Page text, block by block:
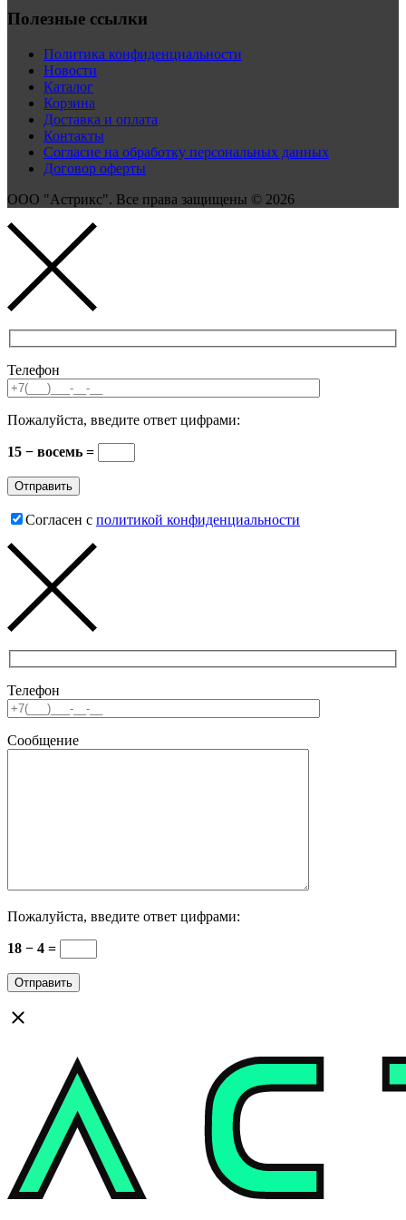
Полезные ссылки
Политика конфиденциальности
Новости
Каталог
Корзина
Доставка и оплата
Контакты
Согласие на обработку персональных данных
Договор оферты
ООО "Астрикс". Все права защищены © 2026
Телефон
Пожалуйста, введите ответ цифрами:
15 − восемь =
Согласен с политикой конфиденциальности
Телефон
Сообщение
Пожалуйста, введите ответ цифрами:
18 − 4 =